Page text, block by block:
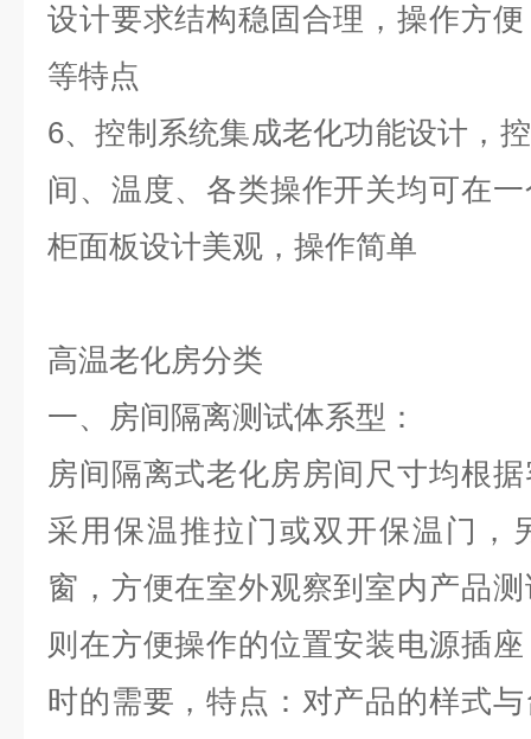
设计要求结构稳固合理，操作方
等特点
6、控制系统集成老化功能设计，
间、温度、各类操作开关均可在
柜面板设计美观，操作简单
高温老化房分类
一、房间隔离测试体系型：
房间隔离式老化房房间尺寸均根
采用保温推拉门或双开保温门，
窗，方便在室外观察到室内产品
则在方便操作的位置安装电源插
时的需要，特点：对产品的样式